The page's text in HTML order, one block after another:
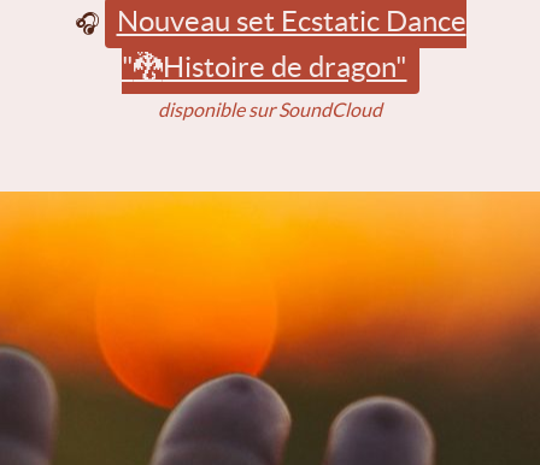
🎧
Nouveau set Ecstatic Dance
"🐉Histoire de dragon"
disponible sur SoundCloud